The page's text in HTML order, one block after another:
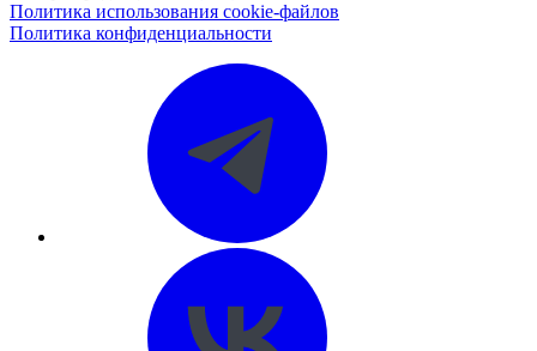
Политика использования cookie-файлов
Политика конфиденциальности